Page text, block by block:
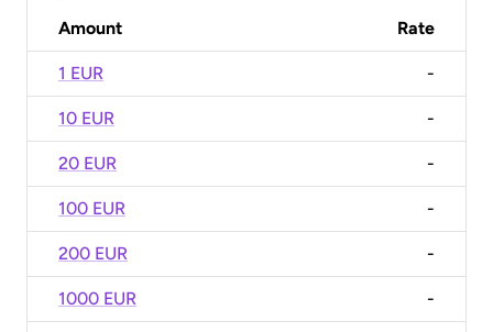
Amount Rate
1 EUR -
10 EUR -
20 EUR -
100 EUR -
200 EUR -
1000 EUR -